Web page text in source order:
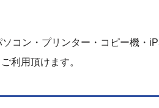
コン・プリンター・コピー機・
利用頂けます。